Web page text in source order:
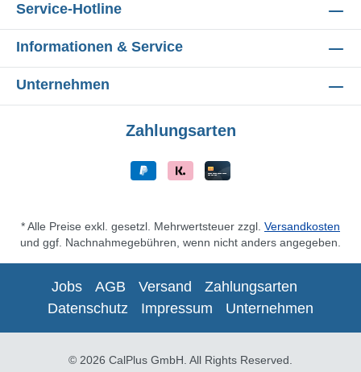
Service-Hotline
Informationen & Service
Unternehmen
Zahlungsarten
* Alle Preise exkl. gesetzl. Mehrwertsteuer zzgl. Versandkosten
und ggf. Nachnahmegebühren, wenn nicht anders angegeben.
Jobs AGB Versand
Zahlungsarten
Datenschutz
Impressum Unternehmen
© 2026 CalPlus GmbH. All Rights Reserved.